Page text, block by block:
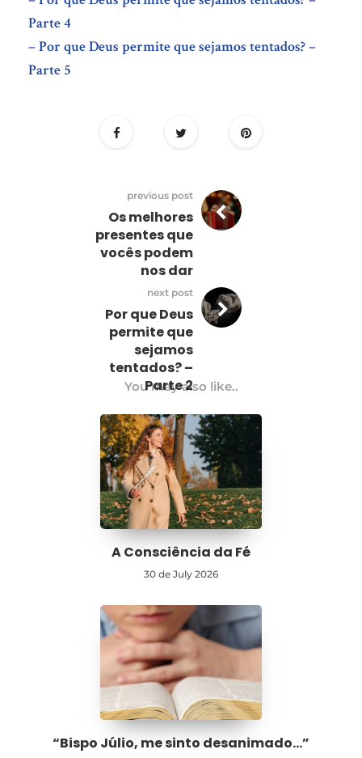
Parte 4
– Por que Deus permite que sejamos tentados? –
Parte 5
previous post
Os melhores
presentes que
vocês podem
nos dar
next post
Por que Deus
permite que
sejamos
tentados? –
Parte 2
You may also like..
A Consciência da Fé
30 de July 2026
“Bispo Júlio, me sinto desanimado…”